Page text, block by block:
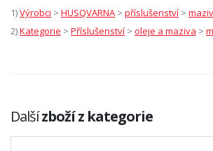
1)Výrobci > HUSQVARNA > příslušenství >
2)Kategorie > Příslušenství > oleje a maziva >
Dalšízboží z kategorie